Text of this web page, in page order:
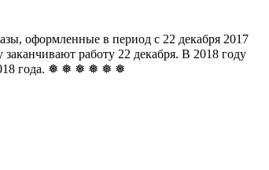
оформленные в период с 22 декабря 2017
работу 22 декабря. В 2018 году
2018 года. ❅ ❅ ❅ ❅ ❅ ❅